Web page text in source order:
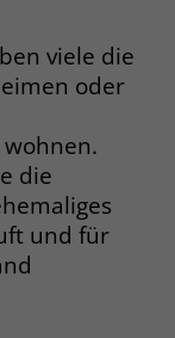
viele die
oder
die
und für
bei
zu speichern.
dass
Besuchen
werden.